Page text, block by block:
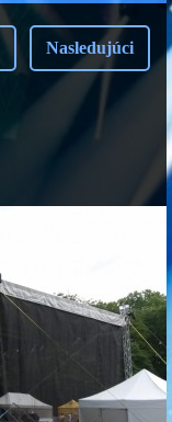
Nasledujúci